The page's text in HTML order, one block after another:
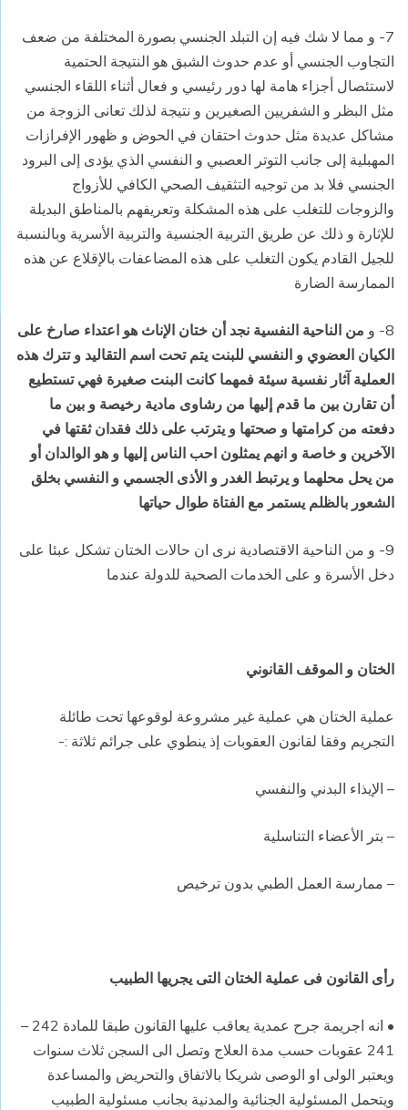
7- و مما لا شك فيه إن التبلد الجنسي بصورة المختلفة من ضعف
التجاوب الجنسي أو عدم حدوث الشبق هو النتيجة الحتمية
لاستئصال أجزاء هامة لها دور رئيسي و فعال أثناء اللقاء الجنسي
مثل البظر و الشفريين الصغيرين و نتيجة لذلك تعانى الزوجة من
مشاكل عديدة مثل حدوث احتقان في الحوض و ظهور الإفرازات
المهبلية إلى جانب التوتر العصبي و النفسي الذي يؤدى إلى البرود
الجنسي فلا بد من توجيه التثقيف الصحي الكافي للأزواج
والزوجات للتغلب على هذه المشكلة وتعريفهم بالمناطق البديلة
للإثارة و ذلك عن طريق التربية الجنسية والتربية الأسرية وبالنسبة
للجيل القادم يكون التغلب على هذه المضاعفات بالإقلاع عن هذه
الممارسة الضارة
8- و
من الناحية النفسية نجد أن ختان الإناث هو اعتداء صارخ على
الكيان العضوي و النفسي للبنت يتم تحت اسم التقاليد و تترك هذه
العملية آثار نفسية سيئة فمهما كانت البنت صغيرة فهي تستطيع
أن تقارن بين ما قدم إليها من رشاوى مادية رخيصة و بين ما
دفعته من كرامتها و صحتها و يترتب على ذلك فقدان ثقتها في
الآخرين و خاصة و انهم يمثلون احب الناس إليها و هو الوالدان أو
من يحل محلهما و يرتبط الغدر و الأذى الجسمي و النفسي بخلق
الشعور بالظلم يستمر مع الفتاة طوال حياتها
9- و من الناحية الاقتصادية نرى ان حالات الختان تشكل عبئا على
دخل الأسرة و على الخدمات الصحية للدولة عندما
الختان و الموقف القانوني
عملية الختان هي عملية غير مشروعة لوقوعها تحت طائلة
التجريم وفقا لقانون العقوبات إذ ينطوي على جرائم ثلاثة :-
– الإيذاء البدني والنفسي
– بتر الأعضاء التناسلية
– ممارسة العمل الطبي بدون ترخيص
رأى القانون فى عملية الختان التى يجريها الطبيب
• انه اجريمة جرح عمدية يعاقب عليها القانون طبقا للمادة 242 –
241 عقوبات حسب مدة العلاج وتصل الى السجن ثلاث سنوات
ويعتبر الولى او الوصى شريكا بالاتفاق والتحريض والمساعدة
ويتحمل المسئولية الجنائية والمدنية بجانب مسئولية الطبيب